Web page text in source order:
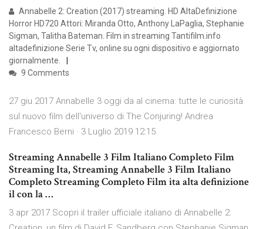
Annabelle 2: Creation (2017) streaming. HD AltaDefinizione
Horror HD720 Attori: Miranda Otto, Anthony LaPaglia, Stephanie
Sigman, Talitha Bateman. Film in streaming Tantifilm.info
altadefinizione Serie Tv, online su ogni dispositivo e aggiornato
giornalmente.
9 Comments
27 giu 2017 Annabelle 3 oggi da al cinema: tutte le curiosità
sul nuovo film dell'universo di The Conjuring! Andrea
Francesco Berni · 3 Luglio 2019 12:15.
Streaming Annabelle 3 Film Italiano Completo Film
Streaming Ita, Streaming Annabelle 3 Film Italiano
Completo Streaming Completo Film ita alta definizione
il con la …
3 apr 2017 Scopri il trailer ufficiale italiano di Annabelle 2: